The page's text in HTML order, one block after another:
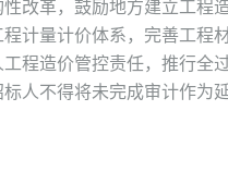
革，鼓励地方建立工程
计量计价体系，完善工程
程造价管控责任，推行全
人不得将未完成审计作为